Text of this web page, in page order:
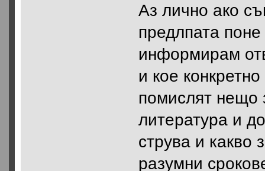
Aз лично ако
предлпата
информирам
и кое
помислят нещо
литература и
струва и какво
разумни